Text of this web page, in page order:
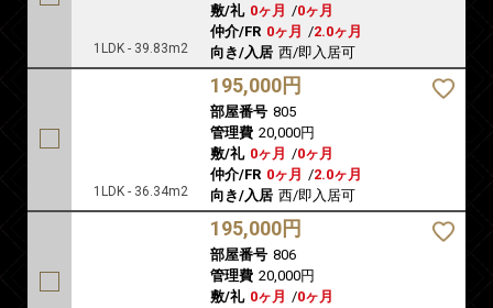
1LDK - 39.83m2
敷/礼 0ヶ月 /0ヶ月
仲介/FR 0ヶ月 /2.0ヶ月
向き/入居 西/即入居可
1LDK - 36.34m2
195,000円
部屋番号 805
管理費 20,000円
敷/礼 0ヶ月 /0ヶ月
仲介/FR 0ヶ月 /2.0ヶ月
向き/入居 西/即入居可
195,000円
部屋番号 806
管理費 20,000円
敷/礼 0ヶ月 /0ヶ月